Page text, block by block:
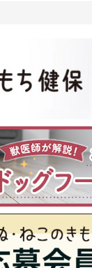
たつむぎ